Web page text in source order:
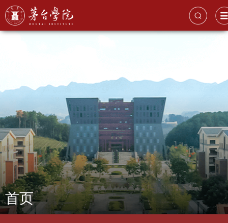
首页